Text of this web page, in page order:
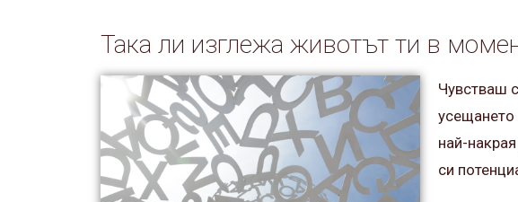
Така ли изглежа животът ти в
Чувстваш
усещането
най-
си